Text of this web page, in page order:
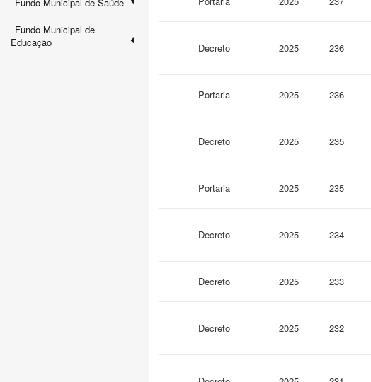
Fundo Municipal de
Educação
Decreto 2025 236
Portaria 2025 236
Decreto 2025 235
Portaria 2025 235
Decreto 2025 234
Decreto 2025 233
Decreto 2025 232